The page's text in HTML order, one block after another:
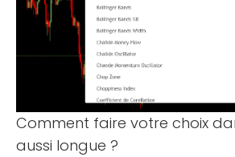
Comment faire votre choix
aussi longue ?